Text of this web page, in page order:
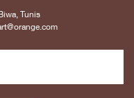
Tunis